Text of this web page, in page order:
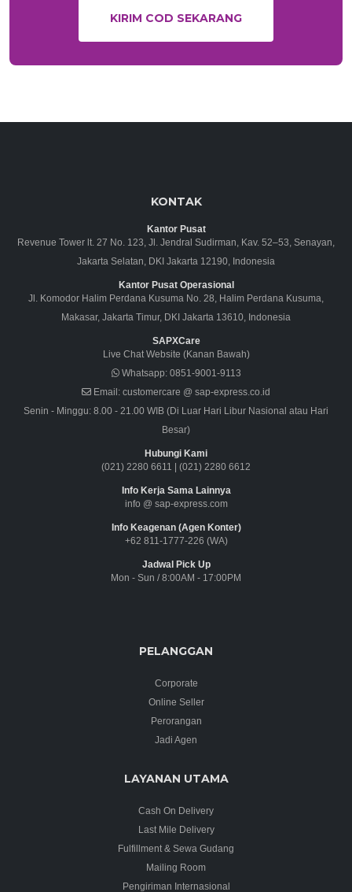
KIRIM COD SEKARANG
KONTAK
Kantor Pusat
Revenue Tower lt. 27 No. 123, Jl. Jendral Sudirman, Kav. 52–53, Senayan,
Jakarta Selatan, DKI Jakarta 12190, Indonesia
Kantor Pusat Operasional
Jl. Komodor Halim Perdana Kusuma No. 28, Halim Perdana Kusuma,
Makasar, Jakarta Timur, DKI Jakarta 13610, Indonesia
SAPXCare
Live Chat Website (Kanan Bawah)
Whatsapp:0851-9001-9113
Email: customercare @ sap-express.co.id
Senin - Minggu: 8.00 - 21.00 WIB (Di Luar Hari Libur Nasional atau Hari
Besar)
Hubungi Kami
(021) 2280 6611 | (021) 2280 6612
Info Kerja Sama Lainnya
info @ sap-express.com
Info Keagenan (Agen Konter)
+62 811-1777-226 (WA)
Jadwal Pick Up
Mon - Sun / 8:00AM - 17:00PM
PELANGGAN
Corporate
Online Seller
Perorangan
Jadi Agen
LAYANAN UTAMA
Cash On Delivery
Last Mile Delivery
Fulfillment & Sewa Gudang
Mailing Room
Pengiriman Internasional